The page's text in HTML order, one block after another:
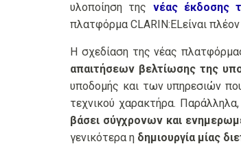
υλοποίηση της νέας έκδοσης
πλατφόρμα CLARIN:ELείναι πλέον
Η σχεδίαση της νέας
απαιτήσεων βελτίωσης της
υποδομής και των υπηρεσιών
τεχνικού χαρακτήρα.
βάσει σύγχρονων και
γενικότερα η δημιουργία μίας